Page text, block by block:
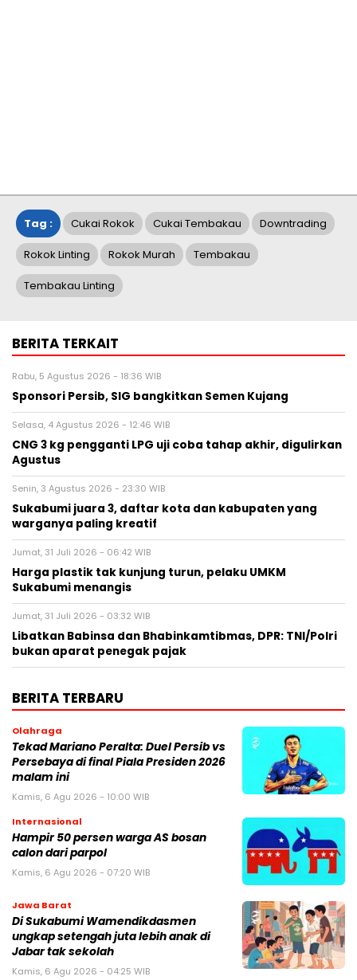
Tag : Cukai Rokok Cukai Tembakau Downtrading
Rokok Linting Rokok Murah Tembakau
Tembakau Linting
BERITA TERKAIT
Rabu, 5 Agustus 2026 - 18:36 WIB
Sponsori Persib, SIG bangkitkan Semen Kujang
Selasa, 4 Agustus 2026 - 12:46 WIB
CNG 3 kg pengganti LPG uji coba tahap akhir, digulirkan
Agustus
Senin, 3 Agustus 2026 - 23:30 WIB
Sukabumi juara 3, daftar kota dan kabupaten yang
warganya paling kreatif
Jumat, 31 Juli 2026 - 06:42 WIB
Harga plastik tak kunjung turun, pelaku UMKM
Sukabumi menangis
Jumat, 31 Juli 2026 - 03:32 WIB
Libatkan Babinsa dan Bhabinkamtibmas, DPR: TNI/Polri
bukan aparat penegak pajak
BERITA TERBARU
Olahraga
Tekad Mariano Peralta: Duel Persib vs
Persebaya di final Piala Presiden 2026
malam ini
Kamis, 6 Agu 2026 - 10:00 WIB
Internasional
Hampir 50 persen warga AS bosan
calon dari parpol
Kamis, 6 Agu 2026 - 07:20 WIB
Jawa Barat
Di Sukabumi Wamendikdasmen
ungkap setengah juta lebih anak di
Jabar tak sekolah
Kamis, 6 Agu 2026 - 04:25 WIB